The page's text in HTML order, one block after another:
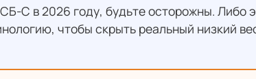
С в 2026 году, будьте осторожны. Либо
чтобы скрыть реальный низкий